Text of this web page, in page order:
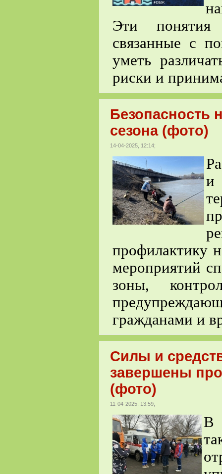
Эти понятия
связанные с
уметь
риски и
Безопасность
сезона (фото)
14-04-2025, 12:14;
и
профилактику
мероприятий
зоны,
гражданами и
Силы и
завершены
(фото)
11-04-2025, 13:59;
В